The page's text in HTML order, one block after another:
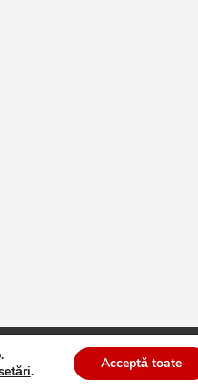
by: WordPress
. Acceptă toate